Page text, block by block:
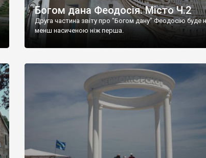
Богом дана Феодосія. Місто Ч.2
Друга частина звіту про "Богом дану" Феодосію буде
менш насиченою ніж перша.